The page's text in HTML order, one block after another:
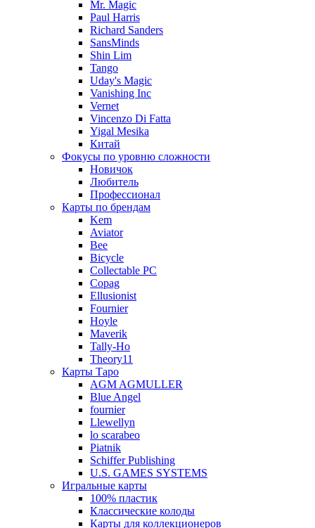
Mr. Magic
Paul Harris
Richard Sanders
SansMinds
Shin Lim
Tango
Uday's Magic
Vanishing Inc
Vernet
Vincenzo Di Fatta
Yigal Mesika
Китай
Фокусы по уровню сложности
Новичок
Любитель
Профессионал
Карты по брендам
Kem
Aviator
Bee
Bicycle
Collectable PC
Copag
Ellusionist
Fournier
Hoyle
Maverik
Tally-Ho
Theory11
Карты Таро
AGM AGMULLER
Blue Angel
fournier
Llewellyn
lo scarabeo
Piatnik
Schiffer Publishing
U.S. GAMES SYSTEMS
Игральные карты
100% пластик
Классические колоды
Карты для коллекционеров